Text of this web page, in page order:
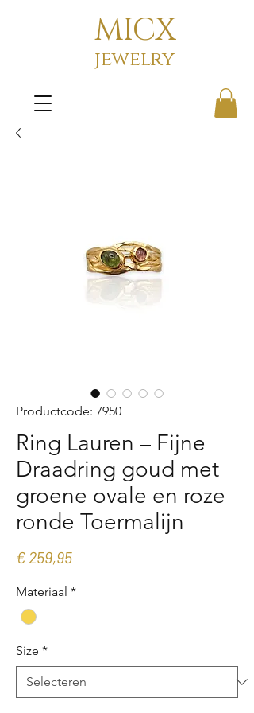
MICX
jewelry
Productcode: 7950
Ring Lauren – Fijne
Draadring goud met
groene ovale en roze
ronde Toermalijn
€ 259,95Prijs
Materiaal *
Size *